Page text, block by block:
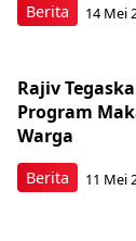
Berita 14 Mei
Berita
Rajiv
Program
Warga
11 Mei